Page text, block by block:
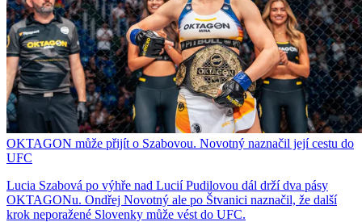
OKTAGON může přijít o Szabovou. Novotný naznačil její cestu do
UFC
Lucia Szabová po výhře nad Lucií Pudilovou dál drží dva pásy
OKTAGONu. Ondřej Novotný ale po Štvanici naznačil, že další
krok neporažené Slovenky může vést do UFC.